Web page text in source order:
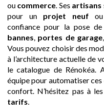
ou commerce. Ses artisans
pour un projet neuf
confiance pour la pose de
bannes, portes de garage,
Vous pouvez choisir des
à l’architecture actuelle de
le catalogue de Rénokéa.
équipe pour automatiser
confort. N’hésitez pas à
tarifs.